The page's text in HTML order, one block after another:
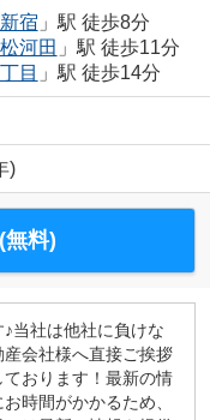
宿 」駅 徒歩8分
河田 」駅 徒歩11分
目 」駅 徒歩14分
)
無料)
当社は他社に負けな
会社様へ直接ご挨拶
おります！最新の情
時間がかかるため、